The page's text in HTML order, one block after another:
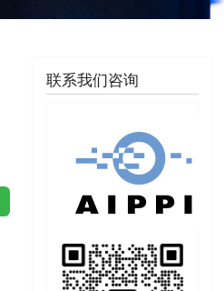
联系我们咨询